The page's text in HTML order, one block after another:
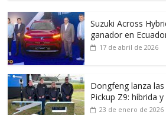
Suzuki Across
ganador en
17 de abril de 2026
Dongfeng lanza
Pickup Z9: híbrida y
23 de enero de 2026